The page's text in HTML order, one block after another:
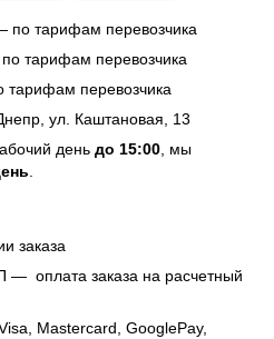
по тарифам перевозчика
тарифам перевозчика
перевозчика
ул. Каштановая, 13
день до 15:00 , мы
заказа
— оплата заказа на расчетный
Mastercard, GooglePay,